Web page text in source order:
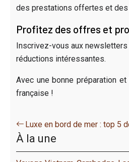
des prestations offertes et
Profitez des offres et
Inscrivez-vous aux
réductions intéressantes.
Avec une bonne préparation
française !
Luxe en bord de mer : top 5
À la une